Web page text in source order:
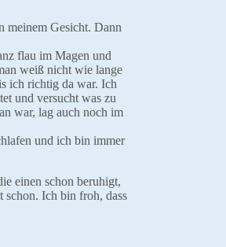
meinem Gesicht. Dann
flau im Magen und
weiß nicht wie lange
ich richtig da war. Ich
und versucht was zu
war, lag auch noch im
und ich bin immer
einen schon beruhigt,
schon. Ich bin froh, dass